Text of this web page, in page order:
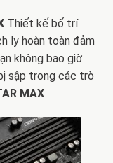
Thiết kế bố trí
ly hoàn toàn đảm
không bao giờ
sập trong các trò
MAX